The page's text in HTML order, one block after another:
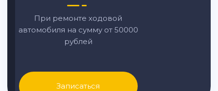
При ремонте ходовой
автомобиля на сумму от 50000
рублей
Записаться